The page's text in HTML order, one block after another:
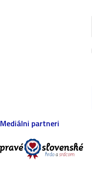
Mediálni partneri